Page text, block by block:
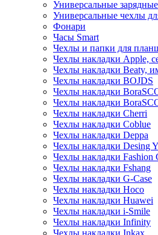
Универсальные
Универсальные чехлы
Фонари
Часы Smart
Чехлы и папки для
Чехлы накладки Apple,
Чехлы накладки Beaty,
Чехлы накладки BOJDS
Чехлы накладки
Чехлы накладки
Чехлы накладки Cherri
Чехлы накладки Coblue
Чехлы накладки Deppa
Чехлы накладки Desing
Чехлы накладки Fashion
Чехлы накладки Fshang
Чехлы накладки G-Case
Чехлы накладки Hoco
Чехлы накладки Huawei
Чехлы накладки i-Smile
Чехлы накладки Infinity
Чехлы накладки Inkax